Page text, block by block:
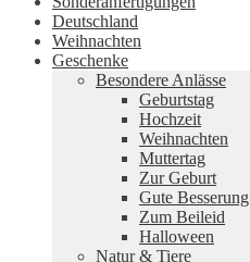
Deutschland
Weihnachten
Geschenke
Besondere Anlässe
Geburtstag
Hochzeit
Weihnachten
Muttertag
Zur Geburt
Gute Besserung
Zum Beileid
Halloween
Natur & Tiere